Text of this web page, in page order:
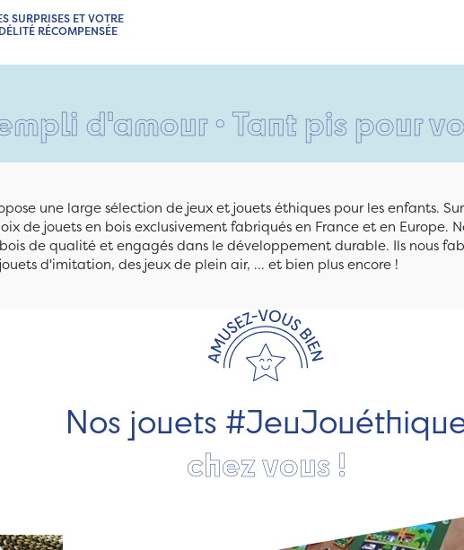
SURPRISES ET VOTRE
RÉCOMPENSÉE
• Tant pis pour vos
une large sélection de jeux et jouets éthiques pour les enfants.
de jouets en bois exclusivement fabriqués en France et en Europe.
de qualité et engagés dans le développement durable. Ils nous
d'imitation, des jeux de plein air, ... et bien plus encore !
Nos jouets
chez vous !